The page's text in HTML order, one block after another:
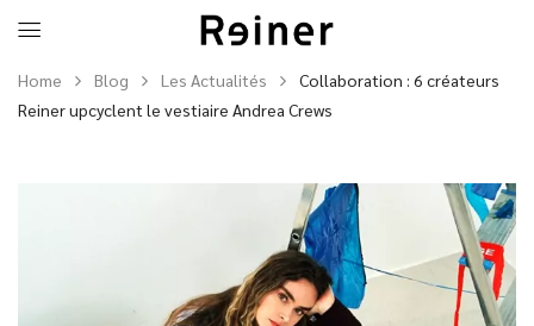
Home Blog Les Actualités
Collaboration : 6 créateurs
Reiner upcyclent le vestiaire Andrea Crews